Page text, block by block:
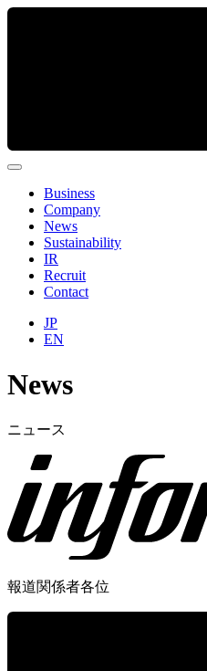
Business
Company
News
Sustainability
IR
Recruit
Contact
JP
EN
News
ニュース
報道関係者各位